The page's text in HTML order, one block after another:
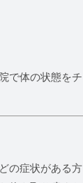
で体の状態をチ
の症状がある方